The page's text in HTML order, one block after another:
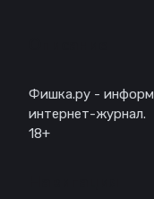
Фишка.ру -
интернет-журнал.
18+